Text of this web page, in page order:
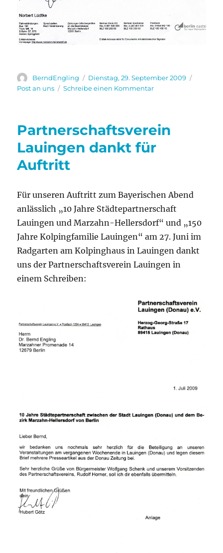
Autor
BerndEngling
Veröffentlicht
am
Dienstag, 29. September 2009
Post an uns
Schreibe einen Kommentarzu
Auftritte
Umweltfest
Partnerschaftsverein
Lauingen dankt für
Auftritt
Für unseren Auftritt zum Bayerischen Abend
anlässlich „10 Jahre Städtepartnerschaft
Lauingen und Marzahn-Hellersdorf“ und „150
Jahre Kolpingfamilie Lauingen“ am 27. Juni im
Radgarten am Kolpinghaus in Lauingen dankt
uns der Partnerschaftsverein Lauingen in
einem Schreiben: